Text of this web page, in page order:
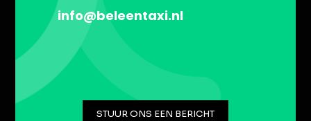
info@beleentaxi.nl
STUUR ONS EEN BERICHT